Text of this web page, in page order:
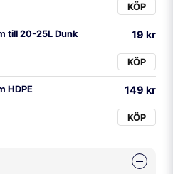
KÖP
till 20-25L Dunk 19 kr
KÖP
HDPE 149 kr
KÖP